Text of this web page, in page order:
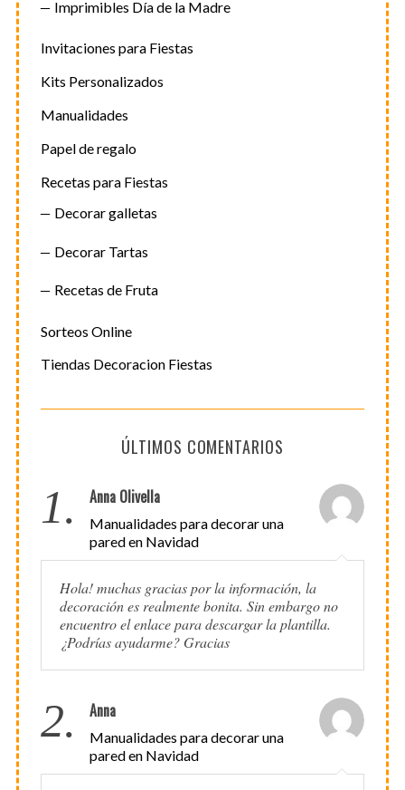
Imprimibles Día de la Madre
Invitaciones para Fiestas
Kits Personalizados
Manualidades
Papel de regalo
Recetas para Fiestas
Decorar galletas
Decorar Tartas
Recetas de Fruta
Sorteos Online
Tiendas Decoracion Fiestas
ÚLTIMOS COMENTARIOS
1. Anna Olivella
Manualidades para decorar una
pared en Navidad
Hola! muchas gracias por la información, la
decoración es realmente bonita. Sin embargo no
encuentro el enlace para descargar la plantilla.
¿Podrías ayudarme? Gracias
2. Anna
Manualidades para decorar una
pared en Navidad